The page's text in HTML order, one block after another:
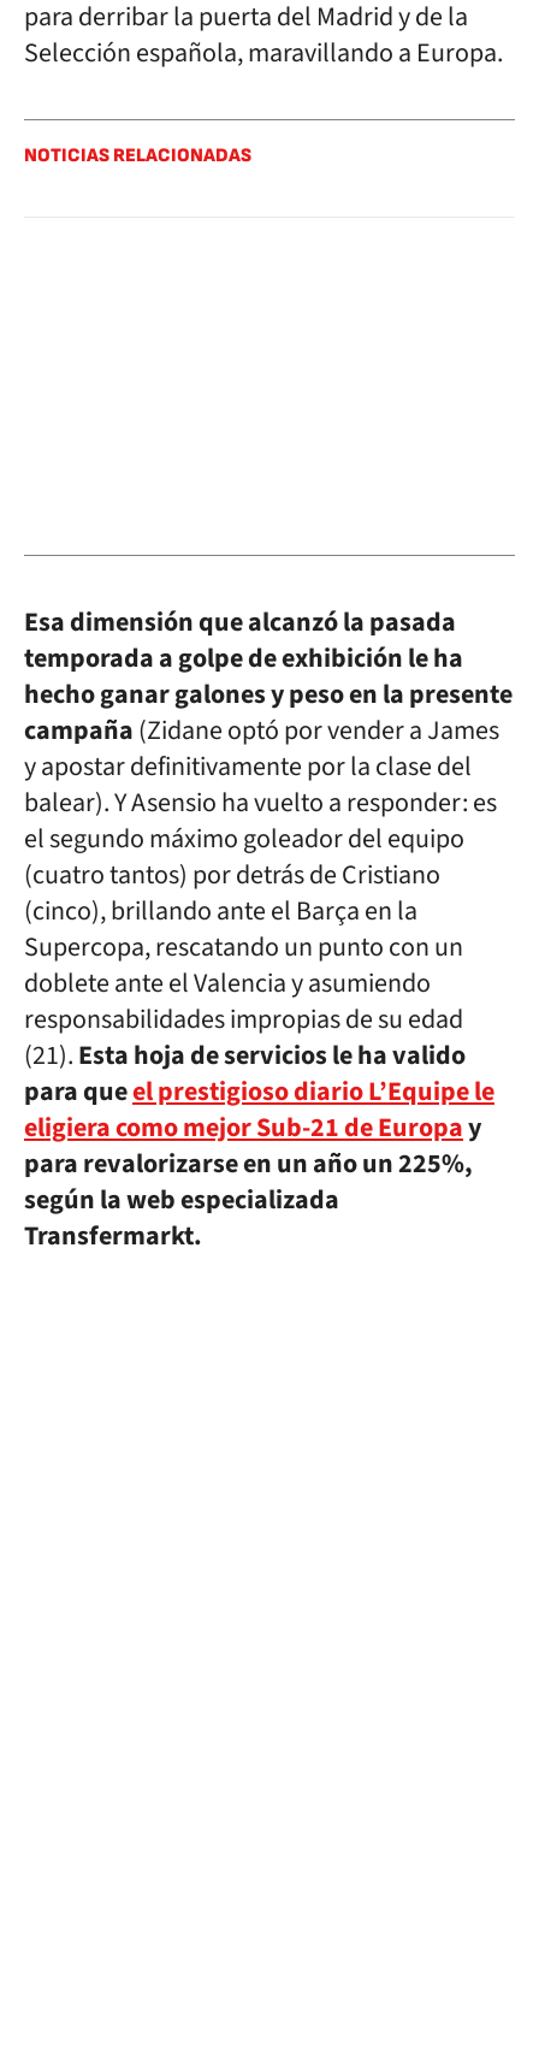
para derribar la puerta del Madrid y de la
Selección española, maravillando a Europa.
NOTICIAS RELACIONADAS
Esa dimensión que alcanzó la pasada
temporada a golpe de exhibición le ha
hecho ganar galones y peso en la presente
campaña(Zidane optó por vender a James
y apostar definitivamente por la clase del
balear). Y Asensio ha vuelto a responder: es
el segundo máximo goleador del equipo
(cuatro tantos) por detrás de Cristiano
(cinco), brillando ante el Barça en la
Supercopa, rescatando un punto con un
doblete ante el Valencia y asumiendo
responsabilidades impropias de su edad
(21).Esta hoja de servicios le ha valido
para queel prestigioso diario L’Equipe le
eligiera como mejor Sub-21 de Europay
para revalorizarse en un año un 225%,
según la web especializada
Transfermarkt.